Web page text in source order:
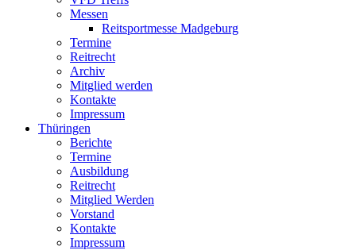
Messen
Reitsportmesse Madgeburg
Termine
Reitrecht
Archiv
Mitglied werden
Kontakte
Impressum
Thüringen
Berichte
Termine
Ausbildung
Reitrecht
Mitglied Werden
Vorstand
Kontakte
Impressum